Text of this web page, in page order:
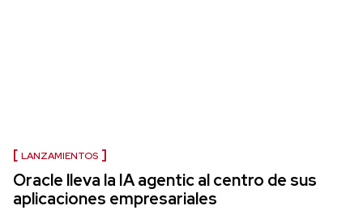
LANZAMIENTOS
Oracle lleva la IA agentic al centro de sus
aplicaciones empresariales